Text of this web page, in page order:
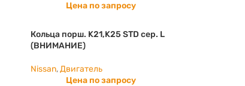
Цена по запросу
Кольца порш. K21,K25 STD сер. L
(ВНИМАНИЕ)
Nissan, Двигатель
Цена по запросу